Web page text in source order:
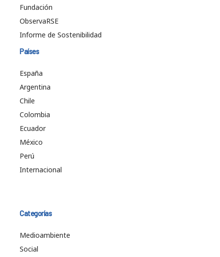
Fundación
ObservaRSE
Informe de Sostenibilidad
Países
España
Argentina
Chile
Colombia
Ecuador
México
Perú
Internacional
Categorías
Medioambiente
Social